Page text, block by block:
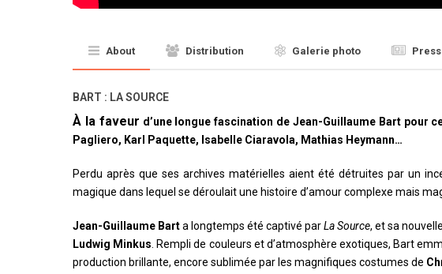
About Distribution Galerie photo
BART : LA SOURCE
À la faveur d’une longue fascination de Jean-Guillaume Bart pour
Pagliero, Karl Paquette, Isabelle Ciaravola, Mathias Heymann…
Perdu après que ses archives matérielles aient été détruites par un
magique dans lequel se déroulait une histoire d’amour complexe mais
Jean-Guillaume Barta longtemps été captivé parLa Source, et sa
Ludwig Minkus . Rempli de couleurs et d’atmosphère exotiques, Bart
production brillante, encore sublimée par les magnifiques costumes de